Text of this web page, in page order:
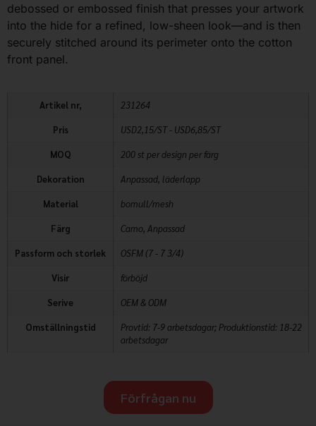
debossed or embossed finish that presses your artwork
into the hide for a refined, low-sheen look—and is then
securely stitched around its perimeter onto the cotton
front panel.
Artikel nr, 231264
Pris USD2,15/ST - USD6,85/ST
MOQ 200 st per design per färg
Dekoration Anpassad, läderlapp
Material bomull/mesh
Färg Camo, Anpassad
Passform och storlek OSFM (7 - 7 3/4)
Visir förböjd
Serive OEM & ODM
Omställningstid
Provtid: 7-9 arbetsdagar; Produktionstid: 18-22
arbetsdagar
Förfrågan nu